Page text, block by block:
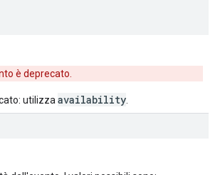
è deprecato.
utilizza availability